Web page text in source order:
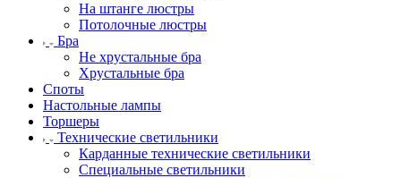
На штанге люстры
Потолочные люстры
Бра
Не хрустальные бра
Хрустальные бра
Споты
Настольные лампы
Торшеры
Технические светильники
Карданные технические светильники
Специальные светильники